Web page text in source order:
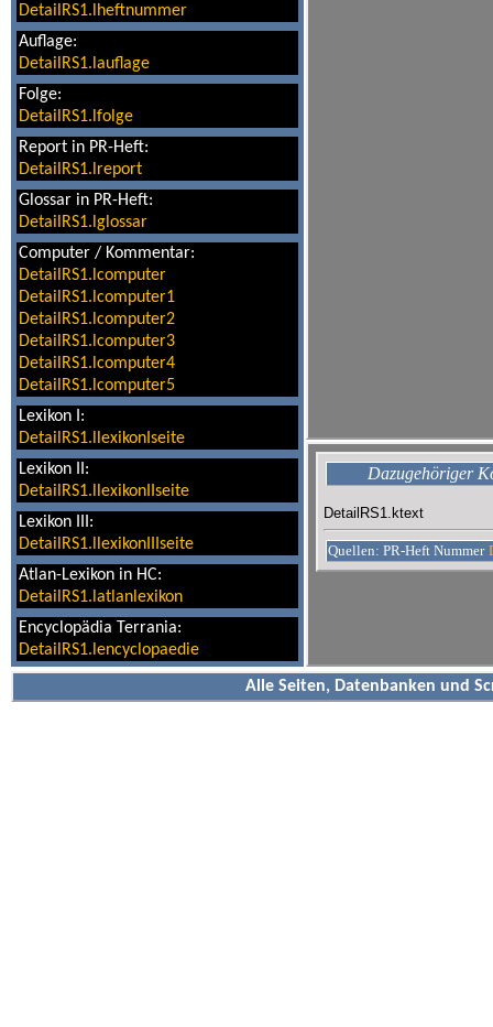
DetailRS1.lheftnummer
Auflage:
DetailRS1.lauflage
Folge:
DetailRS1.lfolge
Report in PR-Heft:
DetailRS1.lreport
Glossar in PR-Heft:
DetailRS1.lglossar
Computer / Kommentar:
DetailRS1.lcomputer
DetailRS1.lcomputer1
DetailRS1.lcomputer2
DetailRS1.lcomputer3
DetailRS1.lcomputer4
DetailRS1.lcomputer5
Lexikon I:
DetailRS1.llexikonIseite
Lexikon II:
DetailRS1.llexikonIIseite
Lexikon III:
DetailRS1.llexikonIIIseite
Atlan-Lexikon in HC:
DetailRS1.latlanlexikon
Encyclopädia Terrania:
DetailRS1.lencyclopaedie
Dazugehöriger
DetailRS1.ktext
Quellen: PR-Heft Nummer
Alle Seiten, Datenbanken und